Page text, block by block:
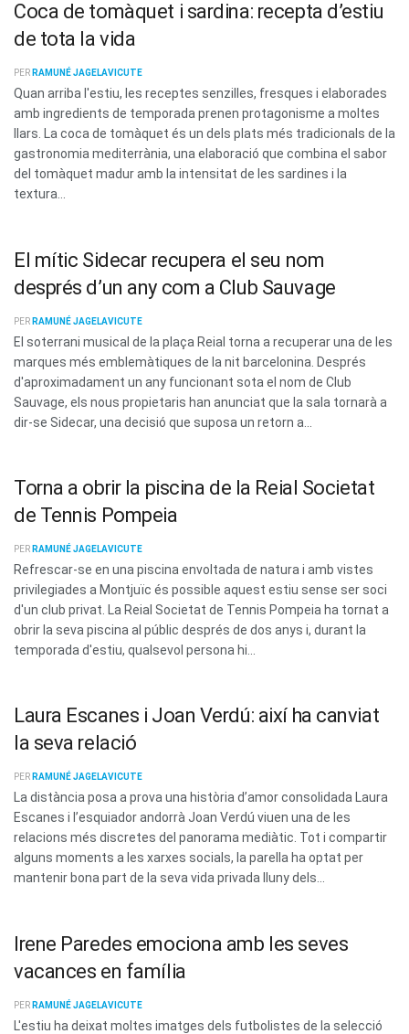
Coca de tomàquet i sardina: recepta d’estiu
de tota la vida
PER RAMUNÉ JAGELAVICUTE
Quan arriba l'estiu, les receptes senzilles, fresques i elaborades
amb ingredients de temporada prenen protagonisme a moltes
llars. La coca de tomàquet és un dels plats més tradicionals de la
gastronomia mediterrània, una elaboració que combina el sabor
del tomàquet madur amb la intensitat de les sardines i la
textura...
El mític Sidecar recupera el seu nom
després d’un any com a Club Sauvage
PER RAMUNÉ JAGELAVICUTE
El soterrani musical de la plaça Reial torna a recuperar una de les
marques més emblemàtiques de la nit barcelonina. Després
d'aproximadament un any funcionant sota el nom de Club
Sauvage, els nous propietaris han anunciat que la sala tornarà a
dir-se Sidecar, una decisió que suposa un retorn a...
Torna a obrir la piscina de la Reial Societat
de Tennis Pompeia
PER RAMUNÉ JAGELAVICUTE
Refrescar-se en una piscina envoltada de natura i amb vistes
privilegiades a Montjuïc és possible aquest estiu sense ser soci
d'un club privat. La Reial Societat de Tennis Pompeia ha tornat a
obrir la seva piscina al públic després de dos anys i, durant la
temporada d'estiu, qualsevol persona hi...
Laura Escanes i Joan Verdú: així ha canviat
la seva relació
PER RAMUNÉ JAGELAVICUTE
La distància posa a prova una història d’amor consolidada Laura
Escanes i l’esquiador andorrà Joan Verdú viuen una de les
relacions més discretes del panorama mediàtic. Tot i compartir
alguns moments a les xarxes socials, la parella ha optat per
mantenir bona part de la seva vida privada lluny dels...
Irene Paredes emociona amb les seves
vacances en família
PER RAMUNÉ JAGELAVICUTE
L'estiu ha deixat moltes imatges dels futbolistes de la selecció